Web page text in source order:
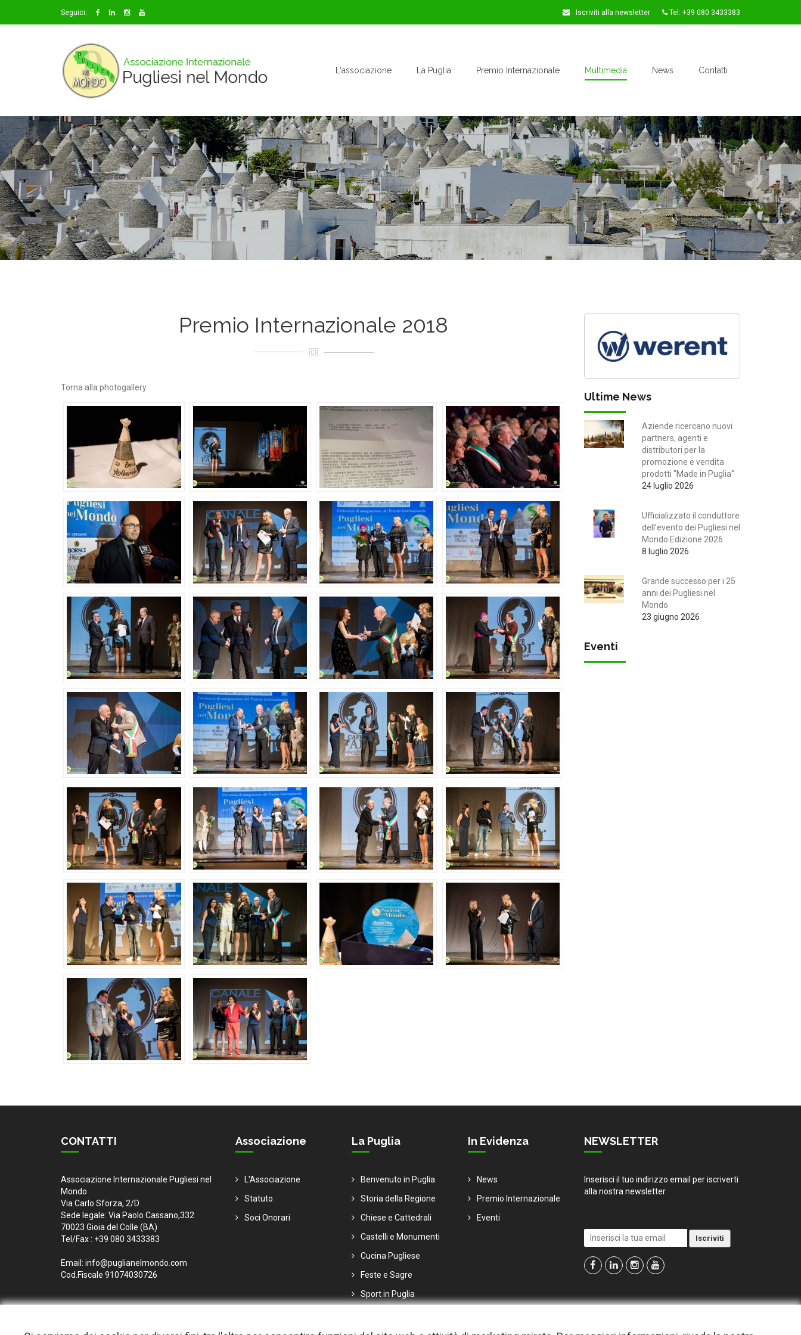
Seguici: Iscriviti alla newsletter Tel: +39 080 3433383
L'associazione La Puglia Premio Internazionale Multimedia News Contatti
Premio Internazionale 2018
Torna alla photogallery
Ultime News
Aziende ricercano nuovi
partners, agenti e
distributori per la
promozione e vendita
prodotti "Made in Puglia"
24 luglio 2026
Ufficializzato il conduttore
dell’evento dei Pugliesi nel
Mondo Edizione 2026
8 luglio 2026
Grande successo per i 25
anni dei Pugliesi nel
Mondo
23 giugno 2026
Eventi
CONTATTI
Associazione Internazionale Pugliesi nel
Mondo
Via Carlo Sforza, 2/D
Sede legale: Via Paolo Cassano,332
70023 Gioia del Colle (BA)
Tel/Fax : +39 080 3433383
Email: info@puglianelmondo.com
Cod.Fiscale 91074030726
Associazione
L'Associazione
Statuto
Soci Onorari
La Puglia
Benvenuto in Puglia
Storia della Regione
Chiese e Cattedrali
Castelli e Monumenti
Cucina Pugliese
Feste e Sagre
Sport in Puglia
In Evidenza
News
Premio Internazionale
Eventi
NEWSLETTER
Inserisci il tuo indirizzo email per iscriverti
alla nostra newsletter